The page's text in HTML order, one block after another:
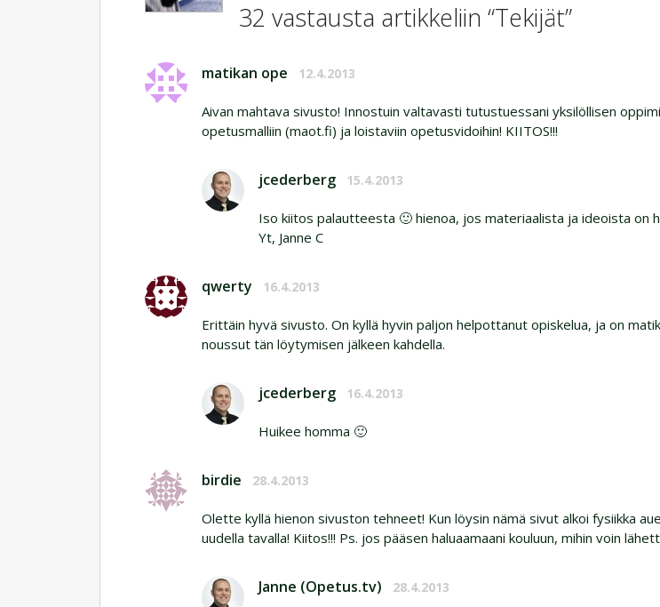
32 vastausta artikkeliin “Tekijät”
matikan ope 12.4.2013
Aivan mahtava sivusto! Innostuin valtavasti tutustuessani yksilöllisen
opetusmalliin (maot.fi) ja loistaviin opetusvidoihin! KIITOS!!!
jcederberg 15.4.2013
Iso kiitos palautteesta 🙂 hienoa, jos materiaalista ja ideoista on
Yt, Janne C
qwerty 16.4.2013
Erittäin hyvä sivusto. On kyllä hyvin paljon helpottanut opiskelua, ja on
noussut tän löytymisen jälkeen kahdella.
jcederberg 16.4.2013
Huikee homma 🙂
birdie 28.4.2013
Olette kyllä hienon sivuston tehneet! Kun löysin nämä sivut alkoi fysiikka
uudella tavalla! Kiitos!!! Ps. jos pääsen haluaamaani kouluun, mihin voin
Janne (Opetus.tv) 28.4.2013